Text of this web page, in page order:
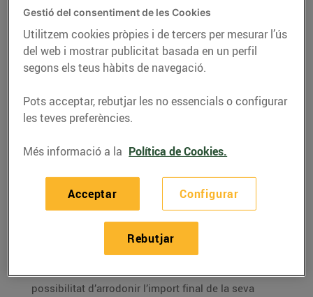
l’arrodoniment solidari ha sigut la
Fundació Catalana d’Ajuda Oncològica,
s’han realitzat un total de 389.562
donacions que han permès recaptar un
total de 64.871,87€
Des del passat mes de febrer als
establiments Bonpreu i Esclat hi ha
realitzades amb targeta i realitzar
causes socials
Els supermercats Bonpreu i Esclat ofereixen a tots
possibilitat d’arrodonir l’import final de la seva
Gestió del consentiment de les Cookies
Utilitzem cookies pròpies i de tercers per mesurar l’ús
del web i mostrar publicitat basada en un perfil
segons els teus hàbits de navegació.
Pots acceptar, rebutjar les no essencials o configurar
les teves preferències.
Més informació a la Política de Cookies.
Configurar
Rebutjar
Acceptar